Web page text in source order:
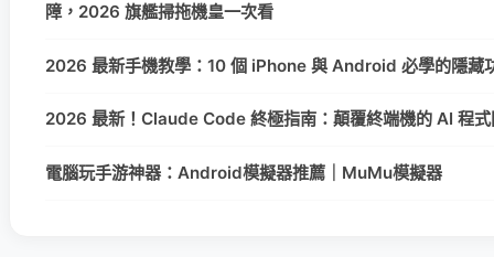
障，2026 旗艦掃拖機皇一次看
2026 最新手機教學：10 個 iPhone 與 Android 必學的隱藏
2026 最新！Claude Code 終極指南：顛覆終端機的 AI 程式
電腦玩手游神器：Android模擬器推薦｜MuMu模擬器